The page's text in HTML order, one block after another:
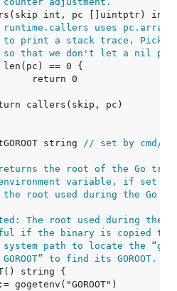
uses
print a stack trace. Pick
that we don't let a nil
string // set by cmd/
returns the root of the Go
environment variable, if set
root used during the Go
The root used during the
if the binary is copied to
path to locate the
to find its GOROOT.